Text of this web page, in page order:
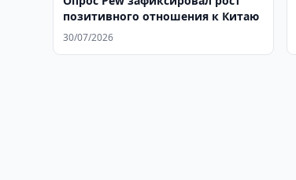
позитивного отношения к Китаю
30/07/2026